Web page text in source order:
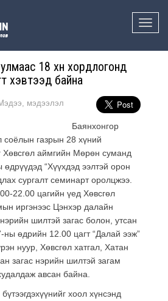
Toggle
18 хүн хордлогонд
хэвтээд байна
мэдээлэл
Баянхонгор
соёлын газрын 28 хүний
Хөвсгөл аймгийн Мөрөн суманд
“Хүүхдэд ээлтэй орон
сургалт семинарт оролцжээ.
22.00 цагийн үед Хөвсгөл
иргэнээс Цэнхэр далайн
шилтэй загас болон, утсан
ны өдрийн 12.00 цагт “Далай ээж”
нуур, Хөвсгөл хатгал, Хатан
загас нэрийн шилтэй загам
авсан байна.
хоол хүнсэнд